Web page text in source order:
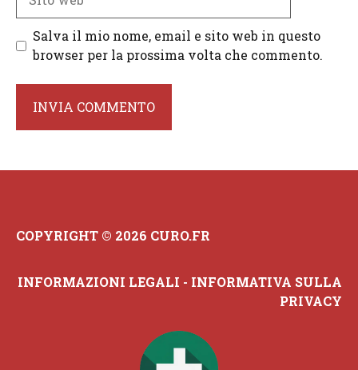
web
Salva il mio nome, email e sito web in questo
browser per la prossima volta che commento.
COPYRIGHT © 2026 CURO.FR
INFORMAZIONI LEGALI - INFORMATIVA SULLA
PRIVACY